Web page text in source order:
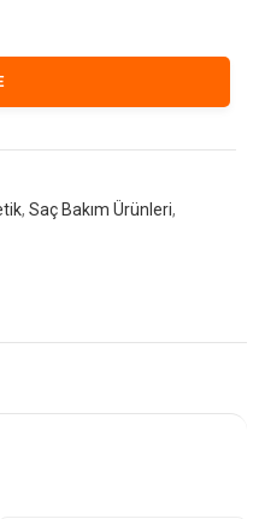
,Saç Bakım Ürünleri,